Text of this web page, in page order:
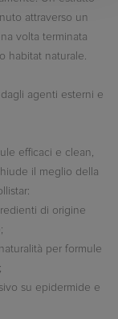
attraverso un
volta terminata
habitat naturale.
agenti esterni e
efficaci e clean,
il meglio della
di origine
per formule
su epidermide e